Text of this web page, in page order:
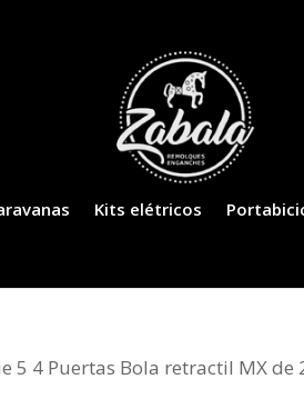
Kits elétricos
5 4 Puertas Bola retractil MX de